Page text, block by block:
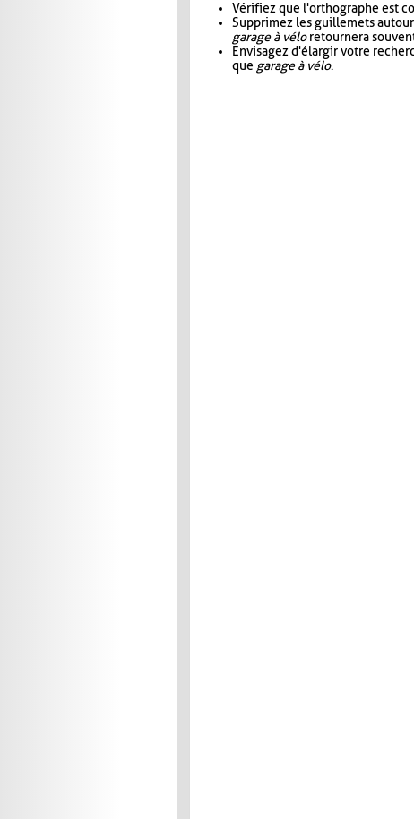
Vérifiez que l'orthographe est
Supprimez les guillemets
garage à véloretournera
Envisagez d'élargir votre
que garage à vélo.